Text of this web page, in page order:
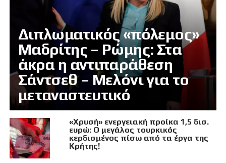
Διπλωματικός «πόλεμος»
Μαδρίτης – Ρώμης: Στα
άκρα η αντιπαράθεση
Σάντσεθ – Μελόνι για το
μεταναστευτικό
«Χρυσή» ενεργειακή προίκα 1,5 δισ.
ευρώ: Ο μεγάλος τουρκικός
κερδισμένος πίσω από τα έργα της
Κρήτης!